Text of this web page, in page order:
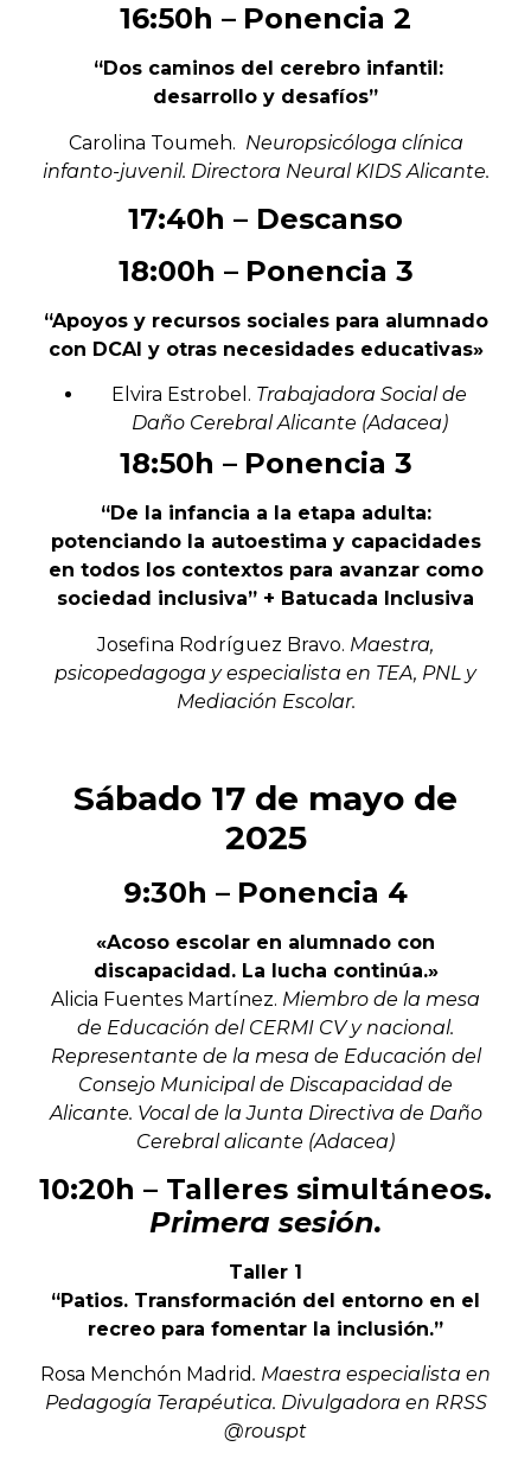
16:50h – Ponencia 2
“Dos caminos del cerebro infantil:
desarrollo y desafíos”
Carolina Toumeh. Neuropsicóloga clínica
infanto-juvenil. Directora Neural KIDS Alicante.
17:40h – Descanso
18:00h – Ponencia 3
“Apoyos y recursos sociales para alumnado
con DCAI y otras necesidades educativas»
Elvira Estrobel . Trabajadora Social de
Daño Cerebral Alicante (Adacea)
18:50h – Ponencia 3
“De la infancia a la etapa adulta:
potenciando la autoestima y capacidades
en todos los contextos para avanzar como
sociedad inclusiva” + Batucada Inclusiva
Josefina Rodríguez Bravo. Maestra,
psicopedagoga y especialista en TEA, PNL y
Mediación Escolar.
Sábado 17 de mayo de
2025
9:30h – Ponencia 4
«Acoso escolar en alumnado con
discapacidad. La lucha continúa.»
Alicia Fuentes Martínez. Miembro de la mesa
de Educación del CERMI CV y nacional.
Representante de la mesa de Educación del
Consejo Municipal de Discapacidad de
Alicante. Vocal de la Junta Directiva de Daño
Cerebral alicante (Adacea)
10:20h – Talleres simultáneos.
Primera sesión.
Taller 1
“Patios. Transformación del entorno en el
recreo para fomentar la inclusión.”
Rosa Menchón Madrid. Maestra especialista en
Pedagogía Terapéutica. Divulgadora en RRSS
@rouspt